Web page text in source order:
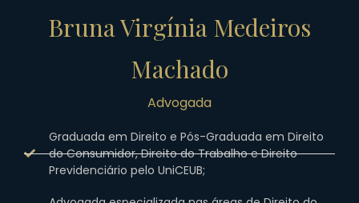
Bruna Virgínia Medeiros
Machado
Advogada
Graduada em Direito e Pós-Graduada em Direito
do Consumidor, Direito do Trabalho e Direito
Previdenciário pelo UniCEUB;